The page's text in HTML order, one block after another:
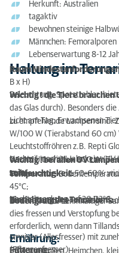
Winterruhe (Warme
Herkunft: Australien
tagaktiv
bewohnen steinige
Männchen: Femoralporen
Lebenserwartung 8-12
Haltung im
Raum
B x H)
Beleuchtung: Spotstrahler,
Wichtig ! die Tiere brauchen
das Glas durch). Besonders
Licht am Tag, Erwachsenen
zu empfehlende Lampen sind:
W/100 W (Tierabstand 60 cm)
Leuchtstoffröhren z.B. Repti
Nachteil: nach ½ Jahr keine UV
Osram Ultravitalux 300 W
Wichtig ! bei allen UV
sein.
Luftfeuchtigkeit:50-60 %
Temperatur:
45°C;
Nachtabsenkung auf 20-23°C
Einrichtung des Terrariums:
Verstecke, Steine, Wurzeln,
Bodengrund:Lehmhaltiger
dies fressen und Verstopfung
erforderlich, wenn dann
Ernährung:
omnivor (Allesfresser) mit
(Pflanzenfresser)
Fütterung:
Insekten:Grillen, Heimchen,